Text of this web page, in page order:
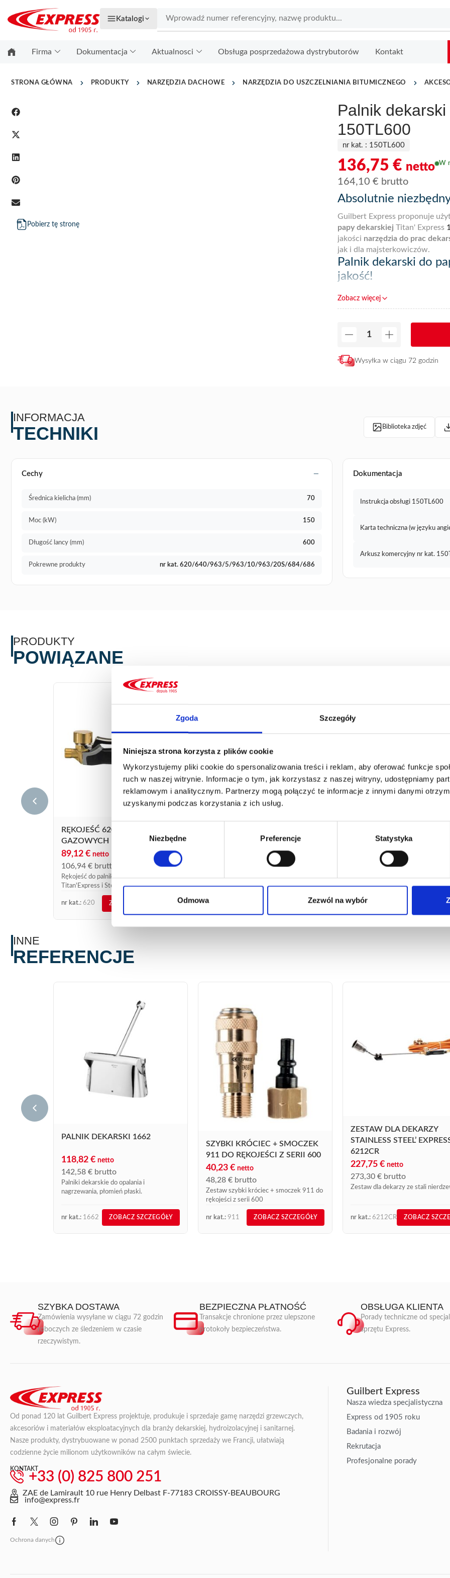
Zgoda Szczegóły
Niniejsza strona korzysta z plików cookie
Wykorzystujemy pliki cookie do spersonalizowania treści i reklam, aby oferować funkcje
ruch w naszej witrynie. Informacje o tym, jak korzystasz z naszej witryny, udostępniamy
reklamowym i analitycznym. Partnerzy mogą połączyć te informacje z innymi danymi
uzyskanymi podczas korzystania z ich usług.
Wybór
Niezbędne Preferencje Statystyka
Odmowa Zezwól na wybór
Katalogi
Firma Dokumentacja Aktualnosci Obsługa posprzedażowa dystrybutorów Kontakt
STRONA GŁÓWNA PRODUKTY NARZĘDZIA DACHOWE NARZĘDZIA DO USZCZELNIANIA BITUMICZNEGO
Pobierz tę stronę
Palnik dekarski
150TL600
nr kat. : 150TL600
136,75 € netto
164,10 € brutto
W
Absolutnie
Guilbert Express proponuje
papy dekarskiej Titan' Express
jakości narzędzia do prac
jak i dla majsterkowiczów.
Palnik dekarski do
jakość!
Mocny i wytrzymały
użytkowników. Zestaw składa
palników Guilbert Express jest
narzędzi do spawania i
narzędzi, po przystępnych
dystrybutorów Express, a więc
może zostać dostarczona do
Zobacz więcej
Wysyłka w ciągu 72 godzin
INFORMACJA
TECHNIKI Biblioteka zdjęć
Cechy
Średnica kielicha (mm) 70
Moc (kW) 150
Długość lancy (mm) 600
Pokrewne produkty nr kat. 620/640/963/5/963/10/963/20S/684/686
Dokumentacja
Instrukcja obsługi 150TL600
Karta techniczna (w języku
Arkusz komercyjny nr kat.
PRODUKTY
POWIĄZANE
RĘKOJEŚĆ 620 DO PALNIKÓW
GAZOWYCH
89,12 € netto
106,94 € brutto
Rękojeść do palników dekarskich
Titan'Express i Steel'Express.
nr kat.: 620 ZOBACZ SZCZEGÓŁY
króćcem do palników dekarskich
nr kat.:
ZOBACZ SZCZEGÓŁY
EXPRESS
netto
€brutto
Nowa rękojeść przystosowana do
palników dekarskich Steel'Express.
nr kat.: ZOBACZ
INNE
REFERENCJE
PALNIK DEKARSKI 1662
118,82 € netto
142,58 € brutto
Palniki dekarskie do opalania i
nagrzewania, płomień płaski.
nr kat.: 1662 ZOBACZ SZCZEGÓŁY
SZYBKI KRÓCIEC + SMOCZEK
911 DO RĘKOJEŚCI Z SERII 600
40,23 € netto
48,28 € brutto
Zestaw szybki króciec + smoczek 911 do
rękojeści z serii 600
nr kat.: 911 ZOBACZ SZCZEGÓŁY
ZESTAW DLA DEKARZY
STAINLESS STEEL’
6212CR
227,75 € netto
273,30 € brutto
Zestaw dla dekarzy ze stali
nr kat.: 6212CR ZOBACZ
SZYBKA DOSTAWA
Zamówienia wysyłane w ciągu 72 godzin
roboczych ze śledzeniem w czasie
rzeczywistym.
BEZPIECZNA PŁATNOŚĆ
Transakcje chronione przez ulepszone
protokoły bezpieczeństwa.
OBSŁUGA KLIENTA
Porady techniczne od
sprzętu Express.
Od ponad 120 lat Guilbert Express projektuje, produkuje i sprzedaje gamę narzędzi grzewczych,
akcesoriów i materiałów eksploatacyjnych dla branży dekarskiej, hydroizolacyjnej i sanitarnej.
Nasze produkty, dystrybuowane w ponad 2500 punktach sprzedaży we Francji, ułatwiają
codzienne życie milionom użytkowników na całym świecie.
KONTAKT
+33 (0) 825 800 251
ZAE de Lamirault 10 rue Henry Delbast F-77183 CROISSY-BEAUBOURG
info@express.fr
Ochrona danych
Guilbert Express
Nasza wiedza specjalistyczna
Express od 1905 roku
Badania i rozwój
Rekrutacja
Profesjonalne porady